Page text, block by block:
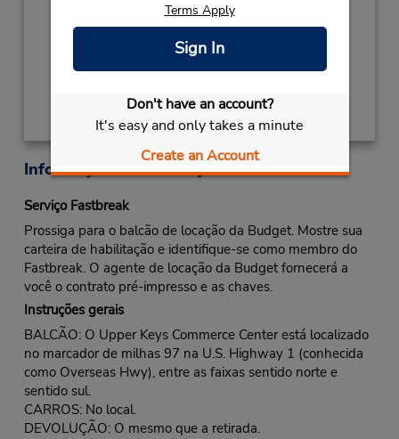
Terms Apply
Sign In
Don't have an account?
It's easy and only takes a minute
Create an Account
Local de entrega das chaves
Informações sobre a loja
Serviço Fastbreak
Prossiga para o balcão de locação da Budget. Mostre sua
carteira de habilitação e identifique-se como membro do
Fastbreak. O agente de locação da Budget fornecerá a
você o contrato pré-impresso e as chaves.
Instruções gerais
BALCÃO: O Upper Keys Commerce Center está localizado
no marcador de milhas 97 na U.S. Highway 1 (conhecida
como Overseas Hwy), entre as faixas sentido norte e
sentido sul.
CARROS: No local.
DEVOLUÇÃO: O mesmo que a retirada.